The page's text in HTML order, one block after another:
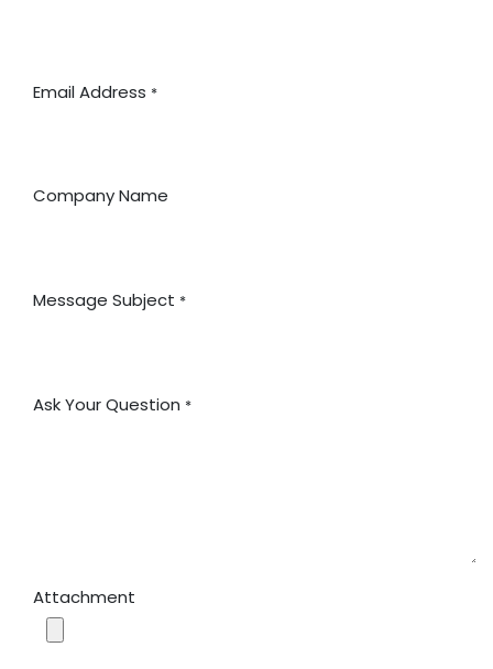
Email Address *
Company Name
Message Subject *
Ask Your Question *
Attachment